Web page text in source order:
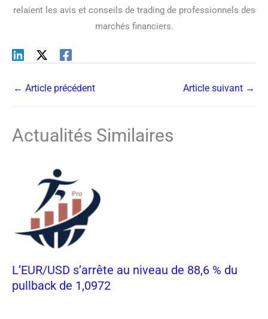
relaient les avis et conseils de trading de professionnels des
marchés financiers.
← Article précédent Article suivant →
Actualités Similaires
L’EUR/USD s’arrête au niveau de 88,6 % du
pullback de 1,0972